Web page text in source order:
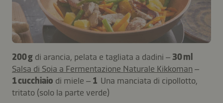
200 g di arancia, pelata e tagliata a dadini – 30 ml
Salsa di Soia a Fermentazione Naturale Kikkoman –
1 cucchiaio di miele – 1 Una manciata di cipollotto,
tritato (solo la parte verde)